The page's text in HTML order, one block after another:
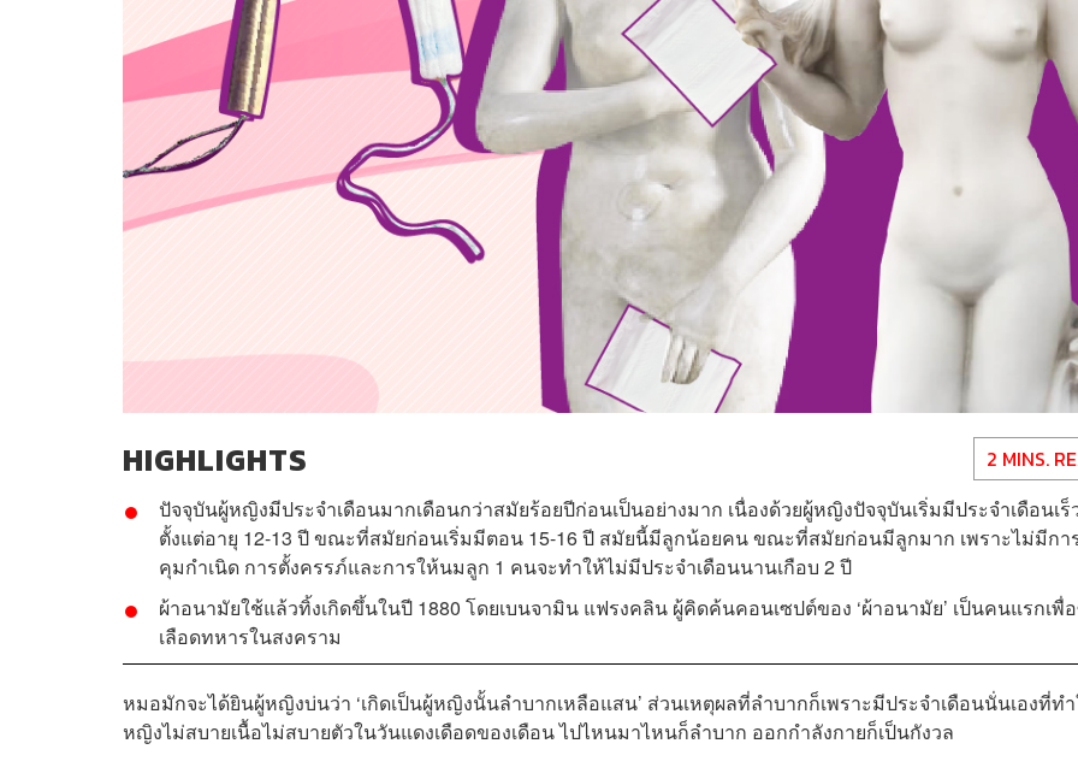
HIGHLIGHTS 2 MINS.
ปัจจุบันผู้หญิงมีประจำเดือนมากเดือนกว่าสมัยร้อยปีก่อนเป็นอย่างมาก เนื่องด้วยผู้หญิงปัจจุบันเริ่มมีประจำเดือนเร็
ตั้งแต่อายุ 12-13 ปี ขณะที่สมัยก่อนเริ่มมีตอน 15-16 ปี สมัยนี้มีลูกน้อยคน ขณะที่สมัยก่อนมีลูกมาก เพราะไม่มีกา
คุมกำเนิด การตั้งครรภ์และการให้นมลูก 1 คนจะทำให้ไม่มีประจำเดือนนานเกือบ 2 ปี
ผ้าอนามัยใช้แล้วทิ้งเกิดขึ้นในปี 1880 โดยเบนจามิน แฟรงคลิน ผู้คิดค้นคอนเซปต์ของ ‘ผ้าอนามัย’ เป็นคนแรกเพื่
เลือดทหารในสงคราม
หมอมักจะได้ยินผู้หญิงบ่นว่า ‘เกิดเป็นผู้หญิงนั้นลำบากเหลือแสน’ ส่วนเหตุผลที่ลำบากก็เพราะมีประจำเดือนนั่นเองที่ท
หญิงไม่สบายเนื้อไม่สบายตัวในวันแดงเดือดของเดือน ไปไหนมาไหนก็ลำบาก ออกกำลังกายก็เป็นกังวล